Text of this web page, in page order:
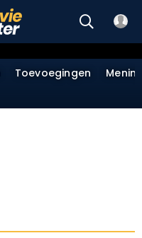
Toevoegingen